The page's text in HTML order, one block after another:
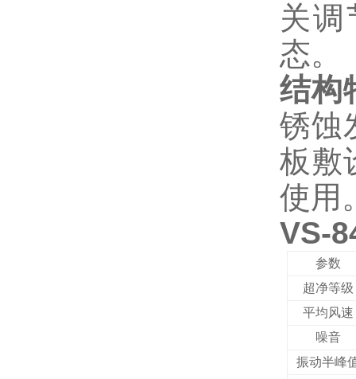
关
态。
结构
锈蚀
板敷
使用
VS-
参数
超净等级
平均风速
噪音
振动半峰